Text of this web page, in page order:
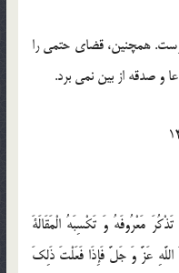
همچنين، قضاى حتمى را
و صدقه از بين نمى برد.
مَعْرُوفَهُ وَ تَكْسِبَهُ الْمَقَالَةَ
اللَّهِ عَزَّ وَ جَلَّ فَإِذَا فَعَلْتَ ذَلِكَ